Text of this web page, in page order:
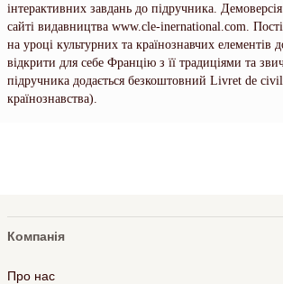
інтерактивних завдань до підручника.
сайті видавництва www.cle-inernational.com.
на уроці культурних та країнознавчих елементів
відкрити для себе Францію з її традиціями та
підручника додається безкоштовний Livret de
країнознавства).
Компанія
Про нас